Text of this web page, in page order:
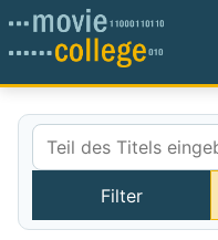
Teil des Titels eingeben
Filter